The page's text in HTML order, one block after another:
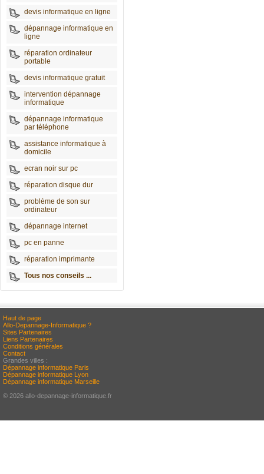
devis informatique en ligne
dépannage informatique en
ligne
réparation ordinateur
portable
devis informatique gratuit
intervention dépannage
informatique
dépannage informatique
par téléphone
assistance informatique à
domicile
ecran noir sur pc
réparation disque dur
problème de son sur
ordinateur
dépannage internet
pc en panne
réparation imprimante
Tous nos conseils ...
Haut de page
Allo-Depannage-Informatique ?
Sites Partenaires
Liens Partenaires
Conditions générales
Contact
Grandes villes :
Dépannage informatique Paris
Dépannage informatique Lyon
Dépannage informatique Marseille
© 2026 allo-depannage-informatique.fr